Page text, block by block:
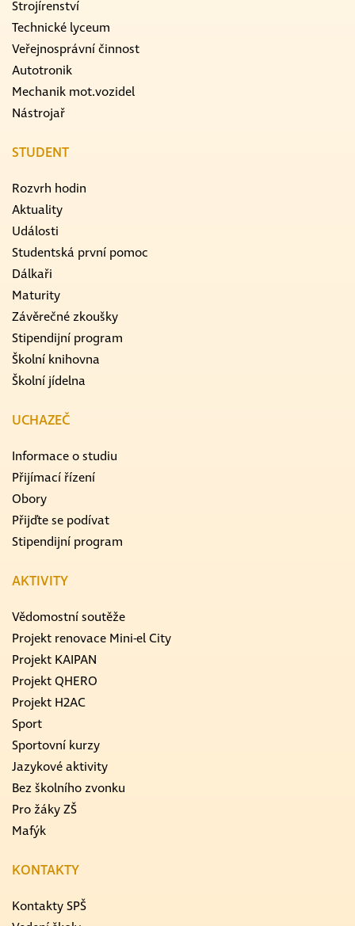
Strojírenství
Technické lyceum
Veřejnosprávní činnost
Autotronik
Mechanik mot.vozidel
Nástrojař
STUDENT
Rozvrh hodin
Aktuality
Události
Studentská první pomoc
Dálkaři
Maturity
Závěrečné zkoušky
Stipendijní program
Školní knihovna
Školní jídelna
UCHAZEČ
Informace o studiu
Přijímací řízení
Obory
Přijďte se podívat
Stipendijní program
AKTIVITY
Vědomostní soutěže
Projekt renovace Mini-el City
Projekt KAIPAN
Projekt QHERO
Projekt H2AC
Sport
Sportovní kurzy
Jazykové aktivity
Bez školního zvonku
Pro žáky ZŠ
Mafýk
KONTAKTY
Kontakty SPŠ